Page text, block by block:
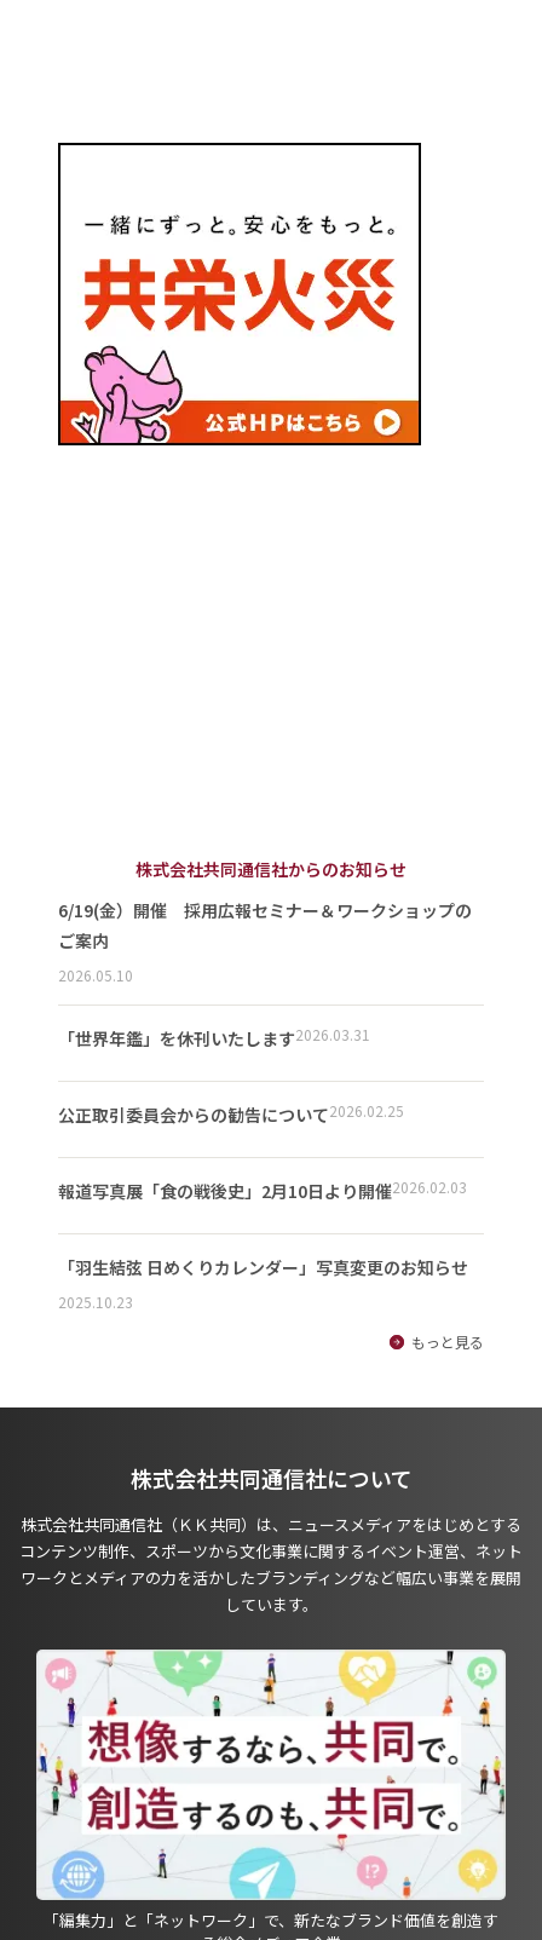
株式会社共同通信社からのお知らせ
6/19(金）開催 採用広報セミナー＆ワークショップの
ご案内
2026.05.10
「世界年鑑」を休刊いたします2026.03.31
公正取引委員会からの勧告について2026.02.25
報道写真展「食の戦後史」2月10日より開催2026.02.03
「羽生結弦 日めくりカレンダー」写真変更のお知らせ
2025.10.23
もっと見る
株式会社共同通信社について
株式会社共同通信社（ＫＫ共同）は、ニュースメディアをはじめとする
コンテンツ制作、スポーツから文化事業に関するイベント運営、ネット
ワークとメディアの力を活かしたブランディングなど幅広い事業を展開
しています。
「編集力」と「ネットワーク」で、新たなブランド価値を創造す